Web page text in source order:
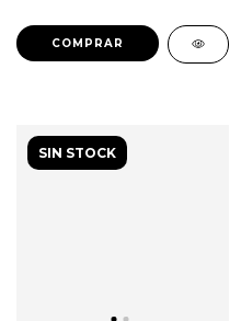
COMPRAR
SIN STOCK